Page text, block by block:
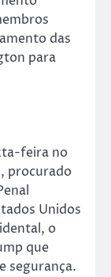
das
para
feira no
procurado
Unidos
o
que
segurança.